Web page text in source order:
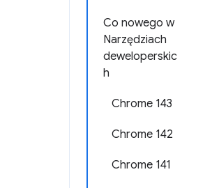
Co nowego w
Narzędziach
deweloperskic
h
Chrome 143
Chrome 142
Chrome 141